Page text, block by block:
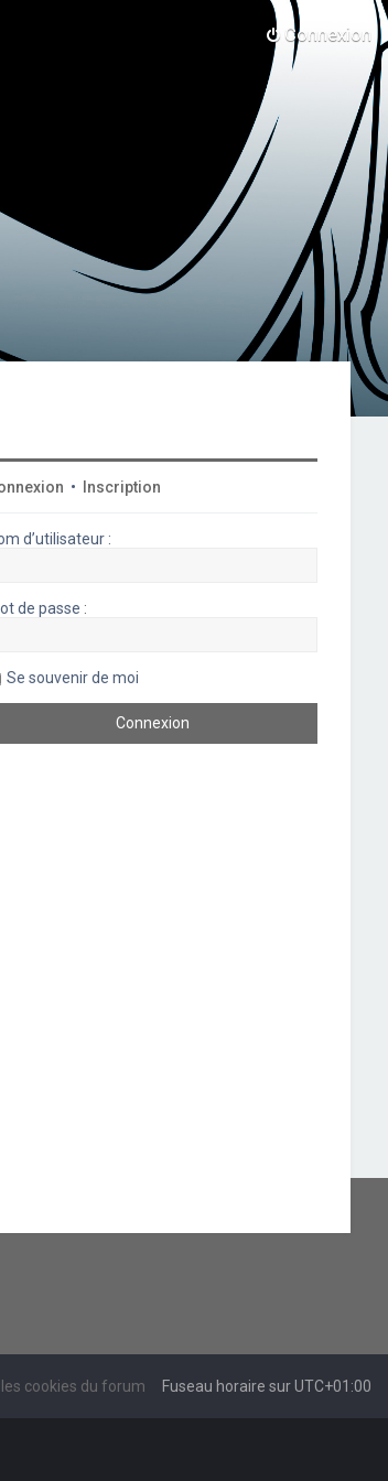
Connexion
• Inscription
d’utilisateur :
de passe :
Se souvenir de moi
Fuseau horaire surUTC+01:00
cookies du forum